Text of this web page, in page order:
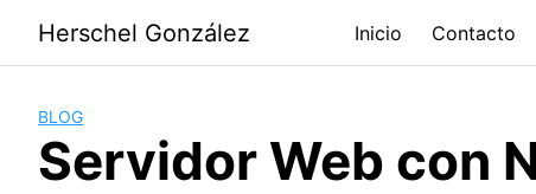
contenido
Herschel González Inicio Contacto
BLOG
Servidor Web con